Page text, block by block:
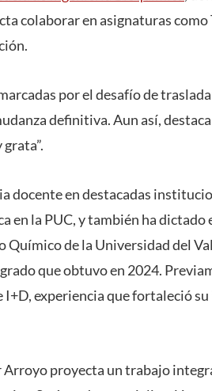
colaborar en asignaturas
por el desafío de
definitiva. Aun así,
docente en destacadas
en la PUC, y también ha dictado
Químico de la Universidad del
que obtuvo en 2024.
I+D, experiencia que fortaleció
Arroyo proyecta un trabajo